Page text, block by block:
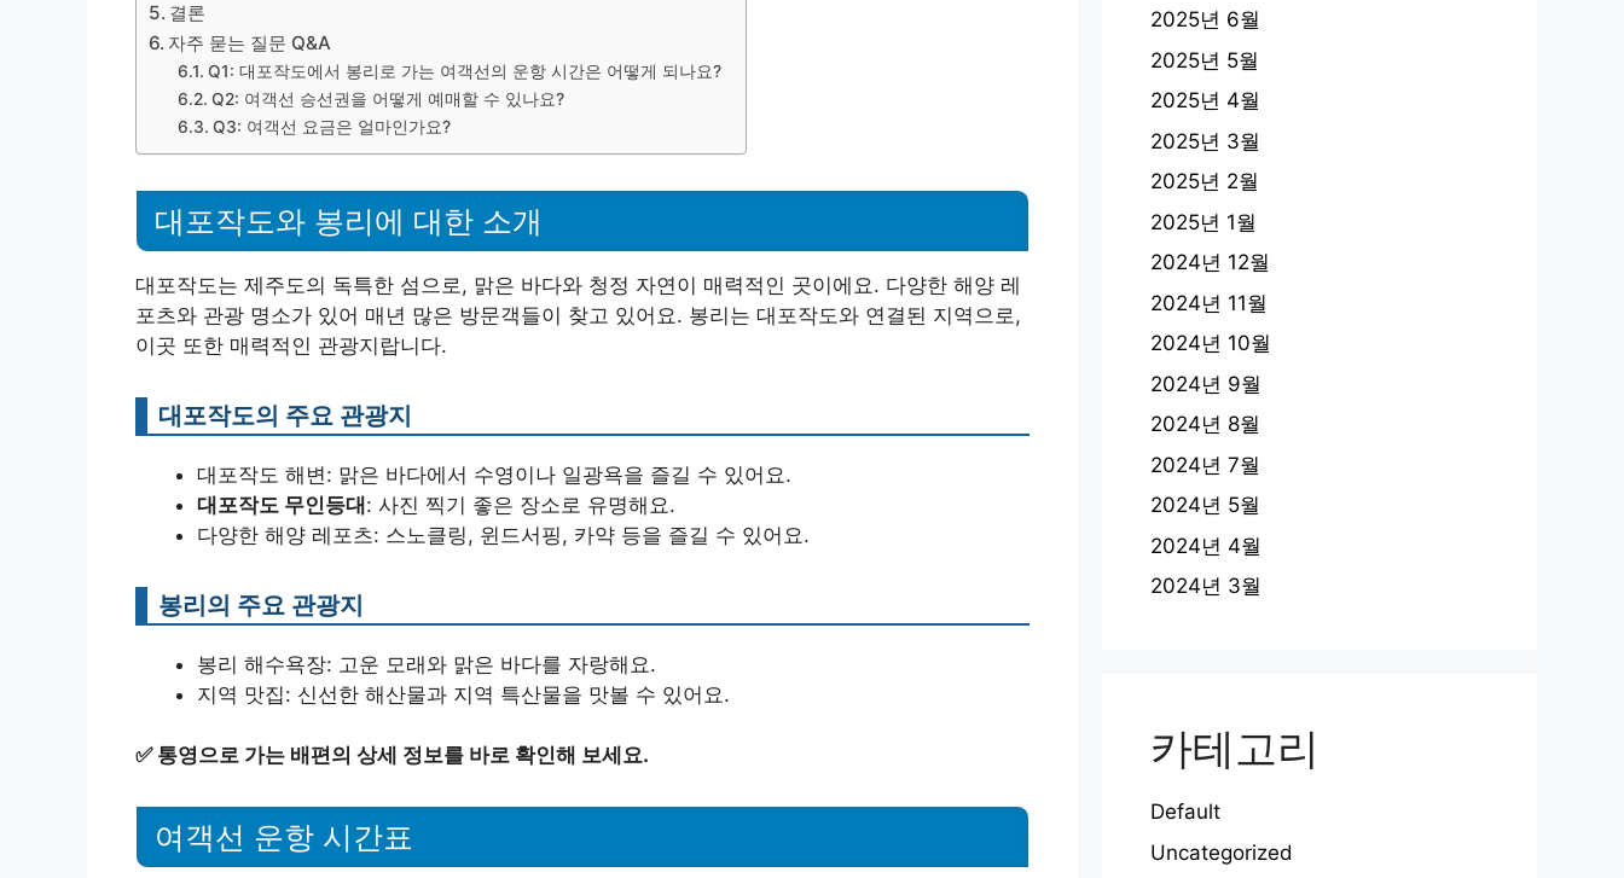
결론
자주 묻는 질문 Q&A
Q1: 대포작도에서 봉리로 가는 여객선의 운항 시간은 어떻게 되나요?
Q2: 여객선 승선권을 어떻게 예매할 수 있나요?
Q3: 여객선 요금은 얼마인가요?
대포작도와 봉리에 대한 소개
대포작도는 제주도의 독특한 섬으로, 맑은 바다와 청정 자연이 매력적인 곳이에요. 다양한 해양 레
포츠와 관광 명소가 있어 매년 많은 방문객들이 찾고 있어요. 봉리는 대포작도와 연결된 지역으로,
이곳 또한 매력적인 관광지랍니다.
대포작도의 주요 관광지
대포작도 해변: 맑은 바다에서 수영이나 일광욕을 즐길 수 있어요.
대포작도 무인등대: 사진 찍기 좋은 장소로 유명해요.
다양한 해양 레포츠: 스노클링, 윈드서핑, 카약 등을 즐길 수 있어요.
봉리의 주요 관광지
봉리 해수욕장: 고운 모래와 맑은 바다를 자랑해요.
지역 맛집: 신선한 해산물과 지역 특산물을 맛볼 수 있어요.
✅ 통영으로 가는 배편의 상세 정보를 바로 확인해 보세요.
여객선 운항 시간표
2025년 6월
2025년 5월
2025년 4월
2025년 3월
2025년 2월
2025년 1월
2024년 12월
2024년 11월
2024년 10월
2024년 9월
2024년 8월
2024년 7월
2024년 5월
2024년 4월
2024년 3월
카테고리
Default
Uncategorized